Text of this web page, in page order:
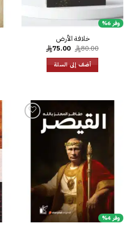
وفر 6%
خلافة الأرض
80.00
السعر
الأصلي
هو:
80.00.
75.00 السعر
الحالي
هو: أضف إلى السلة
وفر 4%